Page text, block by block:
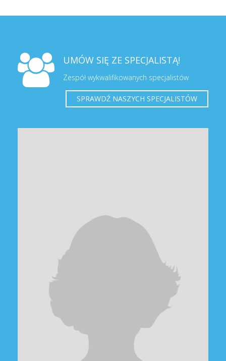
UMÓW SIĘ ZE SPECJALISTĄ!
Zespół wykwalifikowanych specjalistów
SPRAWDŹ NASZYCH SPECJALISTÓW